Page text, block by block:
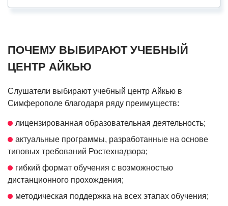
ПОЧЕМУ ВЫБИРАЮТ УЧЕБНЫЙ
ЦЕНТР АЙКЬЮ
Слушатели выбирают учебный центр Айкью в
Симферополе благодаря ряду преимуществ:
лицензированная образовательная деятельность;
актуальные программы, разработанные на основе
типовых требований Ростехнадзора;
гибкий формат обучения с возможностью
дистанционного прохождения;
методическая поддержка на всех этапах обучения;